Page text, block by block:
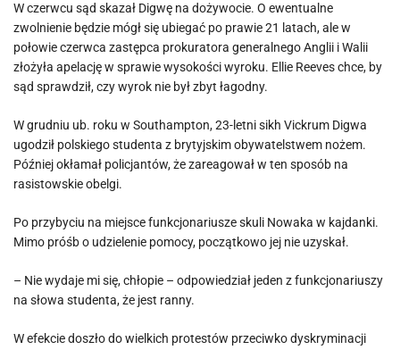
W czerwcu sąd skazał Digwę na dożywocie. O ewentualne
zwolnienie będzie mógł się ubiegać po prawie 21 latach, ale w
połowie czerwca zastępca prokuratora generalnego Anglii i Walii
złożyła apelację w sprawie wysokości wyroku. Ellie Reeves chce, by
sąd sprawdził, czy wyrok nie był zbyt łagodny.
W grudniu ub. roku w Southampton, 23-letni sikh Vickrum Digwa
ugodził polskiego studenta z brytyjskim obywatelstwem nożem.
Później okłamał policjantów, że zareagował w ten sposób na
rasistowskie obelgi.
Po przybyciu na miejsce funkcjonariusze skuli Nowaka w kajdanki.
Mimo próśb o udzielenie pomocy, początkowo jej nie uzyskał.
– Nie wydaje mi się, chłopie – odpowiedział jeden z funkcjonariuszy
na słowa studenta, że jest ranny.
W efekcie doszło do wielkich protestów przeciwko dyskryminacji